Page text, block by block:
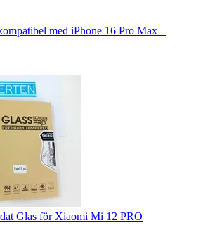
med iPhone 16 Pro Max –
Glas för Xiaomi Mi 12 PRO